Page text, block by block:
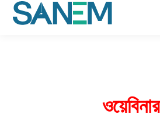
ওয়েবিনার